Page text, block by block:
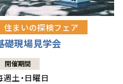
住まいの探検フェア
礎現場見学会
開催期間
週土・日曜日